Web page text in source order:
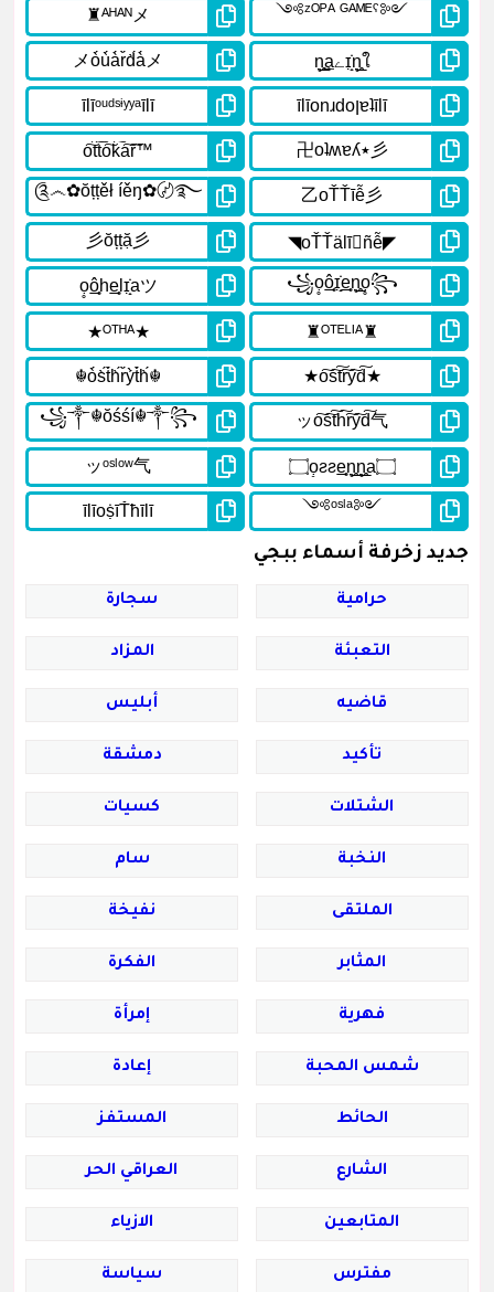
جديد زخرفة أسماء ببجي
حرامية سجارة
التعبئة المزاد
قاضيه أبليس
تأكيد دمشقة
الشتلات كسيات
النخبة سام
الملتقى نفيخة
المثابر الفكرة
فهرية إمرأة
شمس المحبة إعادة
الحائط المستفز
الشارع العراقي الحر
المتابعين الازياء
مفترس سياسة